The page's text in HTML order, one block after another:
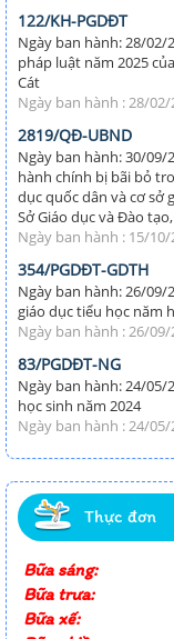
122/KH-PGDĐT
Ngày ban hành: 28/02/
pháp luật năm 2025
Cát
Ngày ban hành : 28/02/
2819/QĐ-UBND
Ngày ban hành: 30/
hành chính bị bãi bỏ
dục quốc dân và cơ sở
Sở Giáo dục và Đào
Ngày ban hành : 15/10/
354/PGDĐT-GDTH
Ngày ban hành: 26/
giáo dục tiểu học năm
Ngày ban hành : 26/09/
83/PGDĐT-NG
Ngày ban hành: 24/05/
học sinh năm 2024
Ngày ban hành : 24/05/
Thực đơn
Bữa sáng:
Bữa trưa:
Bữa xế: